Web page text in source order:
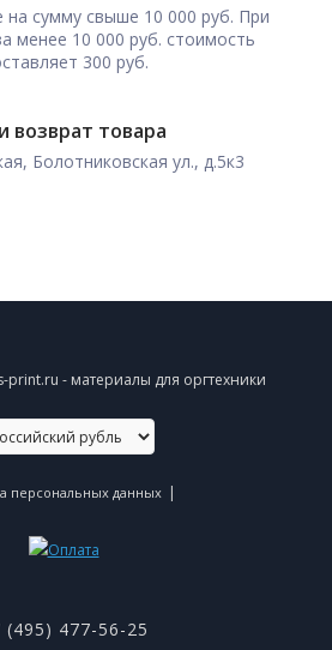
на сумму свыше 10 000 руб. При
менее 10 000 руб. стоимость
300 руб.
возврат товара
Болотниковская ул., д.5к3
print.ru - материалы для оргтехники
персональных данных |
(495) 477-56-25